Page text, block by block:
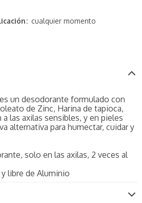
cualquier momento
un desodorante formulado con
de Zinc, Harina de tapioca,
las axilas sensibles, y en pieles
alternativa para humectar, cuidar y
solo en las axilas, 2 veces al
libre de Aluminio